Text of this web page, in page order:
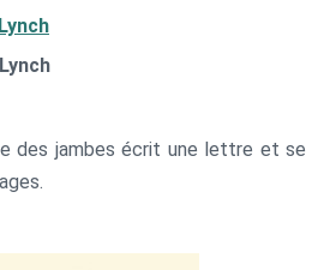
des jambes écrit une lettre et se